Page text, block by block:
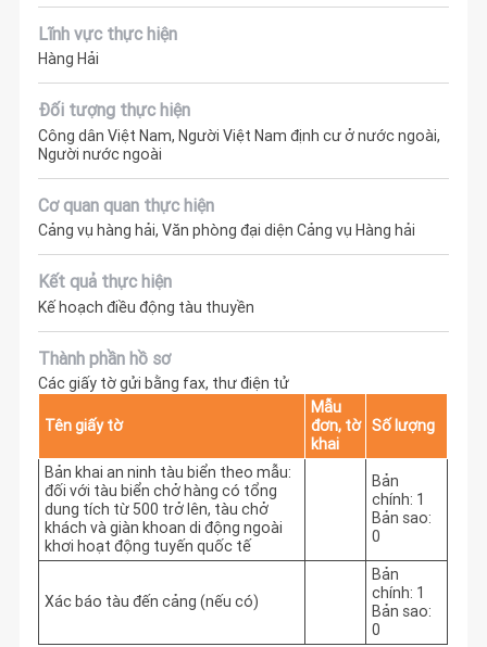
Lĩnh vực thực hiện
Hàng Hải
Đối tượng thực hiện
Công dân Việt Nam, Người Việt Nam định cư ở nước ngoài,
Người nước ngoài
Cơ quan quan thực hiện
Cảng vụ hàng hải, Văn phòng đại diện Cảng vụ Hàng hải
Kết quả thực hiện
Kế hoạch điều động tàu thuyền
Thành phần hồ sơ
Các giấy tờ gửi bằng fax, thư điện tử
Tên giấy tờ
Mẫu
đơn, tờ
khai
Số lượng
Bản khai an ninh tàu biển theo mẫu:
đối với tàu biển chở hàng có tổng
dung tích từ 500 trở lên, tàu chở
khách và giàn khoan di động ngoài
khơi hoạt động tuyến quốc tế
Bản
chính: 1
Bản sao:
0
Xác báo tàu đến cảng (nếu có)
Bản
chính: 1
Bản sao:
0